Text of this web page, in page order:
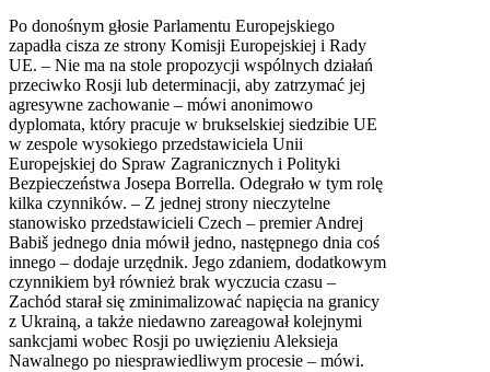
Po donośnym głosie Parlamentu Europejskiego
zapadła cisza ze strony Komisji Europejskiej i Rady
UE. – Nie ma na stole propozycji wspólnych działań
przeciwko Rosji lub determinacji, aby zatrzymać jej
agresywne zachowanie – mówi anonimowo
dyplomata, który pracuje w brukselskiej siedzibie UE
w zespole wysokiego przedstawiciela Unii
Europejskiej do Spraw Zagranicznych i Polityki
Bezpieczeństwa Josepa Borrella. Odegrało w tym rolę
kilka czynników. – Z jednej strony nieczytelne
stanowisko przedstawicieli Czech – premier Andrej
Babiš jednego dnia mówił jedno, następnego dnia coś
innego – dodaje urzędnik. Jego zdaniem, dodatkowym
czynnikiem był również brak wyczucia czasu –
Zachód starał się zminimalizować napięcia na granicy
z Ukrainą, a także niedawno zareagował kolejnymi
sankcjami wobec Rosji po uwięzieniu Aleksieja
Nawalnego po niesprawiedliwym procesie – mówi.